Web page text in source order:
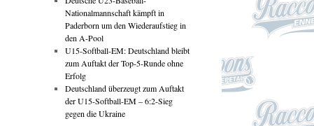
Nationalmannschaft kämpft in
Paderborn um den Wiederaufstieg in
den A-Pool
U15-Softball-EM: Deutschland bleibt
zum Auftakt der Top-5-Runde ohne
Erfolg
Deutschland überzeugt zum Auftakt
der U15-Softball-EM – 6:2-Sieg
gegen die Ukraine